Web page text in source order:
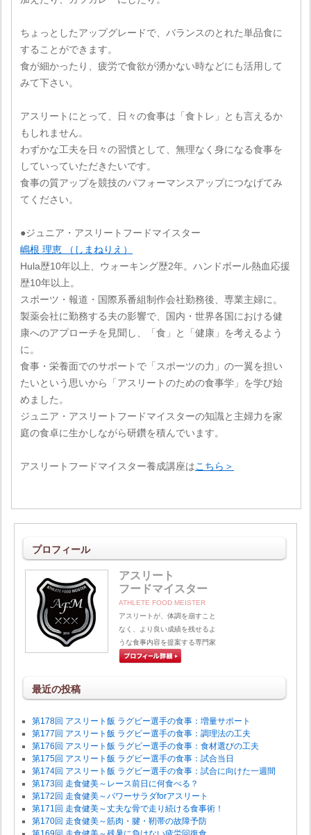
ちょっとしたアップグレードで、バランスのとれた単品食に
することができます。
食が細かったり、疲労で食欲が湧かない時などにも活用して
みて下さい。
アスリートにとって、日々の食事は「食トレ」とも言えるか
もしれません。
わずかな工夫を日々の習慣として、無理なく身になる食事を
していっていただきたいです。
食事の質アップを競技のパフォーマンスアップにつなげてみ
てください。
●ジュニア・アスリートフードマイスター
嶋根 理恵 （しまねりえ）
Hula歴10年以上、ウォーキング歴2年。ハンドボール熱血応援
歴10年以上。
スポーツ・報道・国際系番組制作会社勤務後、専業主婦に。
製薬会社に勤務する夫の影響で、国内・世界各国における健
康へのアプローチを見聞し、「食」と「健康」を考えるよう
に。
食事・栄養面でのサポートで「スポーツの力」の一翼を担い
たいという思いから「アスリートのための食事学」を学び始
めました。
ジュニア・アスリートフードマイスターの知識と主婦力を家
庭の食卓に生かしながら研鑽を積んでいます。
アスリートフードマイスター養成講座はこちら＞
プロフィール
アスリート
フードマイスター
ATHLETE FOOD MEISTER
アスリートが、体調を崩すこと
なく、より良い成績を残せるよ
うな食事内容を提案する専門家
最近の投稿
第178回 アスリート飯 ラグビー選手の食事：増量サポート
第177回 アスリート飯 ラグビー選手の食事：調理法の工夫
第176回 アスリート飯 ラグビー選手の食事：食材選びの工夫
第175回 アスリート飯 ラグビー選手の食事：試合当日
第174回 アスリート飯 ラグビー選手の食事：試合に向けた一週間
第173回 走食健美～レース前日に何食べる？
第172回 走食健美～パワーサラダforアスリート
第171回 走食健美～丈夫な骨で走り続ける食事術！
第170回 走食健美～筋肉・腱・靭帯の故障予防